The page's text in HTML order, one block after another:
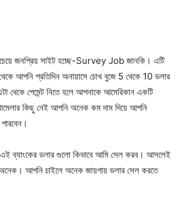
জনপ্রিয় সাইট হচ্ছে-Survey Job জানকি। এটি
আপনি প্রতিদিন অনায়াসে চোখ বুজে 5 থেকে 10 ডলার
থেকে পেমেন্ট নিতে হলে আপনাকে আমেরিকান একটি
কিছু নেই আপনি অনেক কম দাম দিয়ে আপনি
এই ব্যাংকের ডলার গুলো কিভাবে আমি সেল করব। আসলেই
অনেক। আপনি চাইলে অনেক জায়গায় ডলার সেল করতে